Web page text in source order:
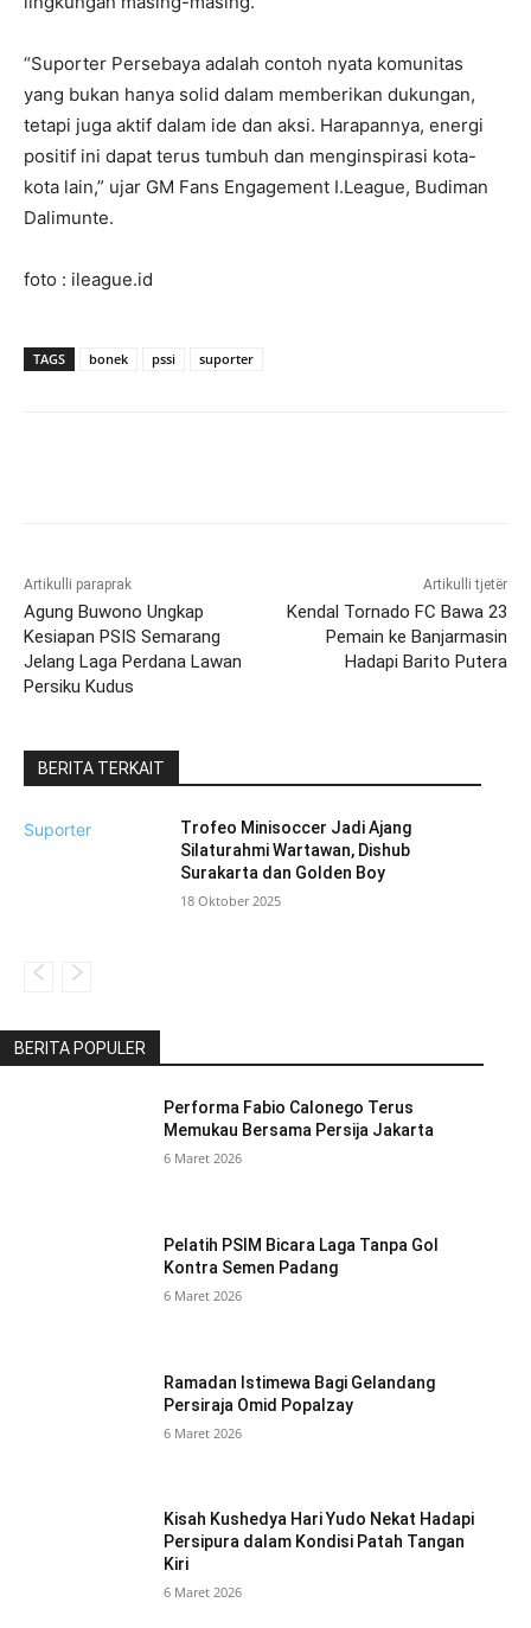
“Suporter Persebaya adalah contoh nyata komunitas
yang bukan hanya solid dalam memberikan dukungan,
tetapi juga aktif dalam ide dan aksi. Harapannya, energi
positif ini dapat terus tumbuh dan menginspirasi kota-
kota lain,” ujar GM Fans Engagement I.League, Budiman
Dalimunte.
foto : ileague.id
TAGS bonek pssi suporter
Artikulli paraprak
Agung Buwono Ungkap
Kesiapan PSIS Semarang
Jelang Laga Perdana Lawan
Persiku Kudus
Artikulli tjetër
Kendal Tornado FC Bawa 23
Pemain ke Banjarmasin
Hadapi Barito Putera
BERITA TERKAIT
Suporter
Trofeo Minisoccer Jadi Ajang
Silaturahmi Wartawan, Dishub
Surakarta dan Golden Boy
18 Oktober 2025
BERITA POPULER
Performa Fabio Calonego Terus
Memukau Bersama Persija Jakarta
6 Maret 2026
Pelatih PSIM Bicara Laga Tanpa Gol
Kontra Semen Padang
6 Maret 2026
Ramadan Istimewa Bagi Gelandang
Persiraja Omid Popalzay
6 Maret 2026
Kisah Kushedya Hari Yudo Nekat Hadapi
Persipura dalam Kondisi Patah Tangan
Kiri
6 Maret 2026